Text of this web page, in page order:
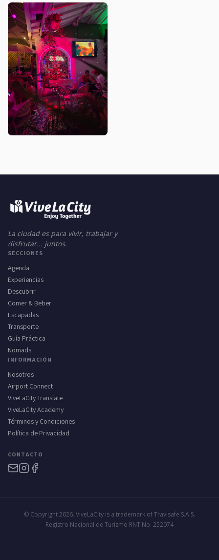
La ciudad es para vivir, trabajar y
disfrutar... juntos.
SECCIONES
Agenda
Experiencias
Descubrir
Comer & Beber
Escapadas
Transporte
Guía Práctica
Nomads
INFORMACIÓN
Nosotros
Airport Connect
ViveLaCity Translate
ViveLaCity Academy
Términos y Condiciones
Política de Privacidad
CONTACTO
© Copyright 2026. ViveLaCity is a trademark of Travisafe S.A.S.
Registro Nacional de Turismo RNT No. 252074